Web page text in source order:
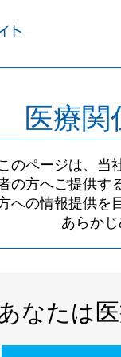
医療
のページは、当
の方へご提供す
への情報提供を
あらか
なたは